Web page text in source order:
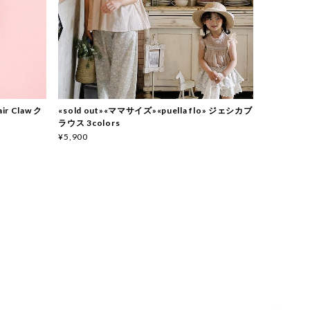
Claw ク
«sold out»«ママサイズ»«puella flo» ジェシカブ
ラウス 3colors
¥5,900